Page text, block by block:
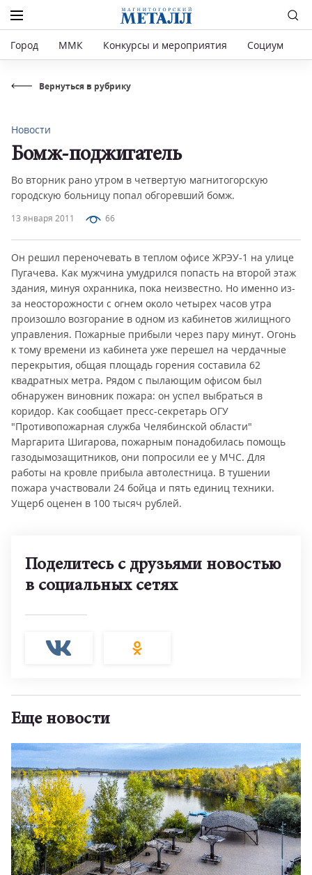
Город ММК Конкурсы и мероприятия Социум
Вернуться в рубрику
13 января 2011 66
Новости
Бомж-поджигатель
Во вторник рано утром в четвертую магнитогорскую
городскую больницу попал обгоревший бомж.
Он решил переночевать в теплом офисе ЖРЭУ-1 на улице
Пугачева. Как мужчина умудрился попасть на второй этаж
здания, минуя охранника, пока неизвестно. Но именно из-
за неосторожности с огнем около четырех часов утра
произошло возгорание в одном из кабинетов жилищного
управления. Пожарные прибыли через пару минут. Огонь
к тому времени из кабинета уже перешел на чердачные
перекрытия, общая площадь горения составила 62
квадратных метра. Рядом с пылающим офисом был
обнаружен виновник пожара: он успел выбраться в
коридор. Как сообщает пресс-секретарь ОГУ
"Противопожарная служба Челябинской области"
Маргарита Шигарова, пожарным понадобилась помощь
газодымозащитников, они попросили ее у МЧС. Для
работы на кровле прибыла автолестница. В тушении
пожара участвовали 24 бойца и пять единиц техники.
Ущерб оценен в 100 тысяч рублей.
Поделитесь с друзьями новостью
в социальных сетях
Еще новости